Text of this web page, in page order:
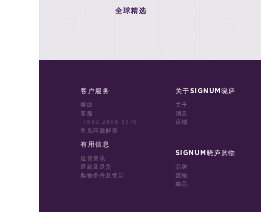
全球精选
客户服务
帮助
客服
+853 2856 3576
常见问题解答
有用信息
送货资讯
退款及退货
购物条件及细则
关于SIGNUM晓庐
关于
消息
店铺
SIGNUM晓庐购物
品牌
庞物
缀品